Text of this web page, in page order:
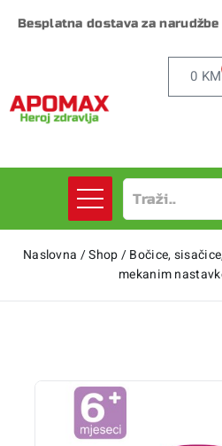
Besplatna dostava za narudžbe
0 KM
Naslovna /Shop/Bočice,
mekanim